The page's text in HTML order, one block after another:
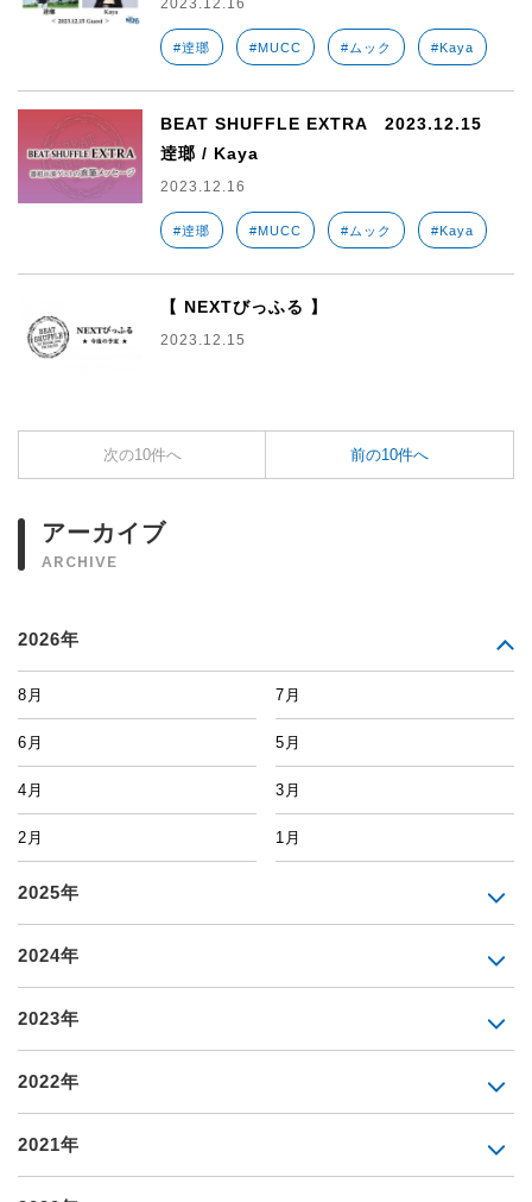
2023.12.16
#逹瑯 #MUCC #ムック #Kaya
BEAT SHUFFLE EXTRA 2023.12.15
逹瑯 / Kaya
2023.12.16
#逹瑯 #MUCC #ムック #Kaya
【 NEXTびっふる 】
2023.12.15
次の10件へ 前の10件へ
アーカイブ
ARCHIVE
2026年
8月 7月
6月 5月
4月 3月
2月 1月
2025年
2024年
2023年
2022年
2021年